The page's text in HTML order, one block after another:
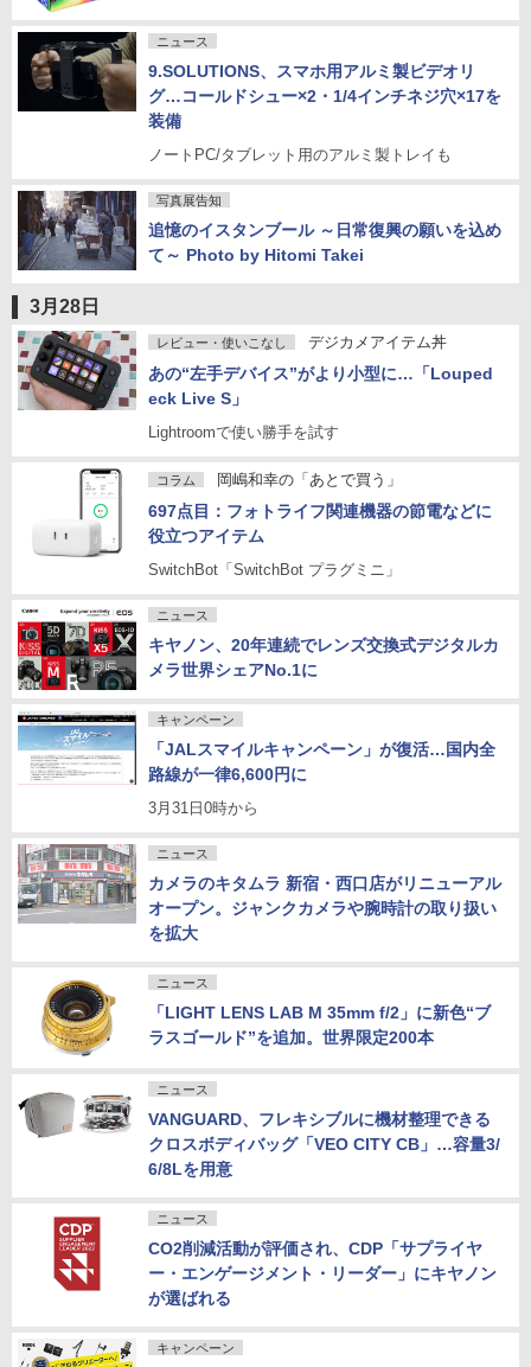
ニュース
9.SOLUTIONS、スマホ用アルミ製ビデオリ
グ…コールドシュー×2・1/4インチネジ穴×17を
装備
ノートPC/タブレット用のアルミ製トレイも
写真展告知
追憶のイスタンブール ～日常復興の願いを込め
て～ Photo by Hitomi Takei
3月28日
レビュー・使いこなし デジカメアイテム丼
あの“左手デバイス”がより小型に…「Louped
eck Live S」
Lightroomで使い勝手を試す
コラム 岡嶋和幸の「あとで買う」
697点目：フォトライフ関連機器の節電などに
役立つアイテム
SwitchBot「SwitchBot プラグミニ」
ニュース
キヤノン、20年連続でレンズ交換式デジタルカ
メラ世界シェアNo.1に
キャンペーン
「JALスマイルキャンペーン」が復活…国内全
路線が一律6,600円に
3月31日0時から
ニュース
カメラのキタムラ 新宿・西口店がリニューアル
オープン。ジャンクカメラや腕時計の取り扱い
を拡大
ニュース
「LIGHT LENS LAB M 35mm f/2」に新色“ブ
ラスゴールド”を追加。世界限定200本
ニュース
VANGUARD、フレキシブルに機材整理できる
クロスボディバッグ「VEO CITY CB」…容量3/
6/8Lを用意
ニュース
CO2削減活動が評価され、CDP「サプライヤ
ー・エンゲージメント・リーダー」にキヤノン
が選ばれる
キャンペーン